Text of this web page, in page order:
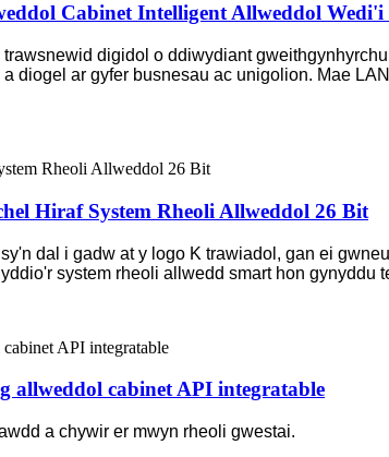
Cabinet Intelligent Allweddol Wedi'i
digidol o ddiwydiant
diogel ar gyfer busnesau ac unigolion. Mae
Hiraf System Rheoli Allweddol 26 Bit
dal i gadw at y logo K trawiadol, gan ei
system rheoli allwedd smart hon gynyddu
allweddol cabinet API integratable
a chywir er mwyn rheoli gwestai.